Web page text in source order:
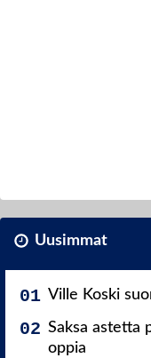
Uusimmat
Ville Koski
Saksa astetta
oppia